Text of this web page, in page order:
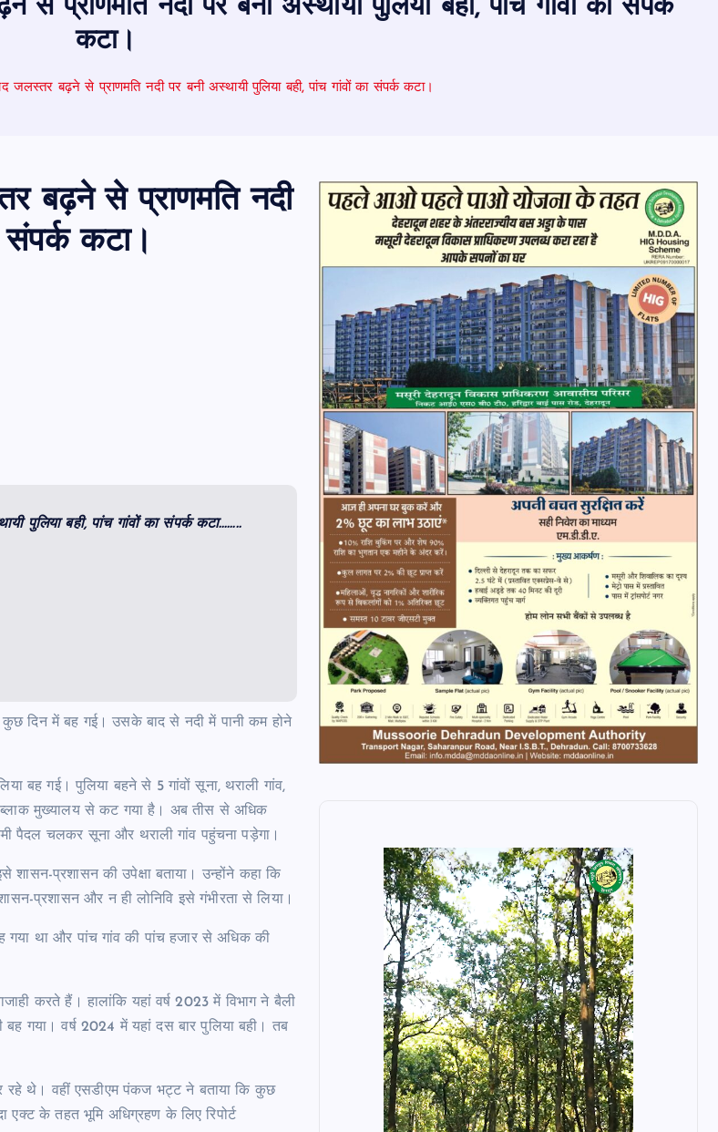
से प्राणमति नदी पर बनी अस्थायी पुलिया बही, पांच गांवों का संपर्क
कटा।
जलस्तर बढ़ने से प्राणमति नदी पर बनी अस्थायी पुलिया बही, पांच गांवों का संपर्क कटा।
बढ़ने से प्राणमति नदी
संपर्क कटा।
पुलिया बही, पांच गांवों का संपर्क कटा……..
कुछ दिन में बह गई। उसके बाद से नदी में पानी कम होने
बह गई। पुलिया बहने से 5 गांवों सूना, थराली गांव,
मुख्यालय से कट गया है। अब तीस से अधिक
पैदल चलकर सूना और थराली गांव पहुंचना पड़ेगा।
शासन-प्रशासन की उपेक्षा बताया। उन्होंने कहा कि
प्रशासन और न ही लोनिवि इसे गंभीरता से लिया।
गया था और पांच गांव की पांच हजार से अधिक की
करते हैं। हालांकि यहां वर्ष 2023 में विभाग ने बैली
गया। वर्ष 2024 में यहां दस बार पुलिया बही। तब
रहे थे। वहीं एसडीएम पंकज भट्ट ने बताया कि कुछ
एक्ट के तहत भूमि अधिग्रहण के लिए रिपोर्ट